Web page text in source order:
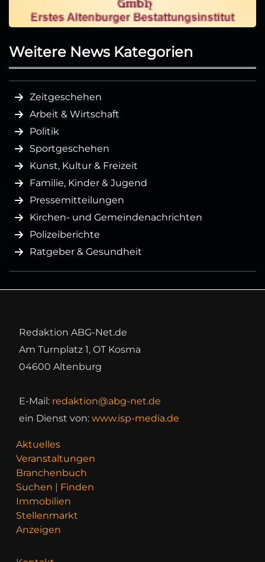
Weitere News Kategorien
Zeitgeschehen
Arbeit & Wirtschaft
Politik
Sportgeschehen
Kunst, Kultur & Freizeit
Familie, Kinder & Jugend
Pressemitteilungen
Kirchen- und Gemeindenachrichten
Polizeiberichte
Ratgeber & Gesundheit
Redaktion ABG-Net.de
Am Turnplatz 1, OT Kosma
04600 Altenburg
E-Mail: redaktion@abg-net.de
ein Dienst von: www.isp-media.de
Aktuelles
Veranstaltungen
Branchenbuch
Suchen | Finden
Immobilien
Stellenmarkt
Anzeigen